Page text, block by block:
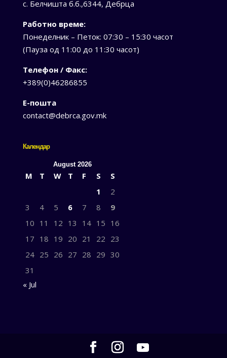
с. Белчишта б.б.,6344, Дебрца
Работно време:
Понеделник – Петок: 07:30 – 15:30 часот
(Пауза од 11:00 до 11:30 часот)
Телефон / Факс:
+389(0)46286855
Е-пошта
contact@debrca.gov.mk
Календар
August 2026
M T W T F S
S
1
2
3
4 5 6 7 8
9
10 11 12 13 14 15 16
17 18 19 20 21 22 23
24 25 26 27 28 29 30
31
« Jul